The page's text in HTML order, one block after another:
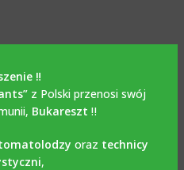
‼️
z Polski przenosi swój
Bukareszt ‼️
oraz technicy
,